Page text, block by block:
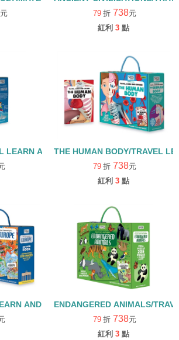
元
79 折 738元
紅利 3 點
LEARN AND EXPLORE/平裝繪本+拼圖
THE HUMAN BODY/TRAVEL
79 折 738元
紅利 3 點
AND EXPLORE/平裝繪本+拼圖
ENDANGERED ANIMALS/
79 折 738元
紅利 3 點